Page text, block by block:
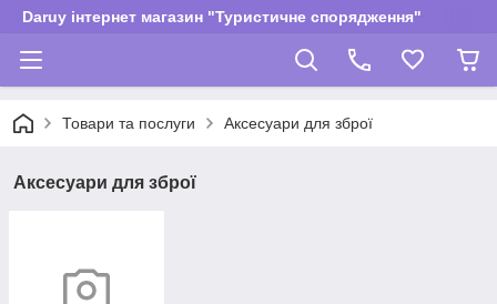
Daruy інтернет магазин "Туристичне спорядження"
Товари та послуги Аксесуари для зброї
Аксесуари для зброї